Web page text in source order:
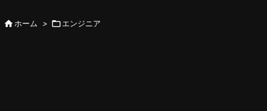
ホーム > エンジニア